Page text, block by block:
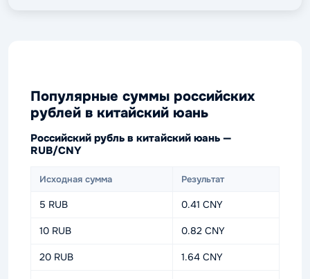
Популярные суммы российских
рублей в китайский юань
Российский рубль в китайский юань —
RUB/CNY
Исходная сумма Результат
5 RUB 0.41 CNY
10 RUB 0.82 CNY
20 RUB 1.64 CNY